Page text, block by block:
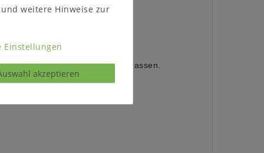
Möbel durch Ihr Treppenhaus passen.
und weitere Hinweise zur
Einstellungen
akzeptieren